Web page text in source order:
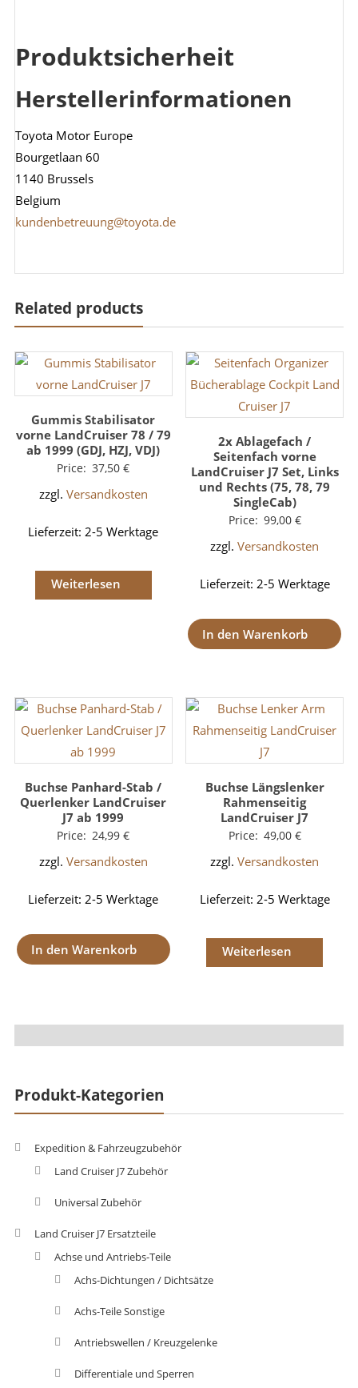
Produktsicherheit
Herstellerinformationen
Toyota Motor Europe
Bourgetlaan 60
1140 Brussels
Belgium
kundenbetreuung@toyota.de
Related products
Gummis Stabilisator
vorne LandCruiser 78 / 79
ab 1999 (GDJ, HZJ, VDJ)
Price: 37,50€
zzgl. Versandkosten
Lieferzeit:2-5 Werktage
Weiterlesen
2x Ablagefach /
Seitenfach vorne
LandCruiser J7 Set, Links
und Rechts (75, 78, 79
SingleCab)
Price: 99,00 €
zzgl.Versandkosten
Lieferzeit: 2-5 Werktage
In den Warenkorb
Buchse Panhard-Stab /
Querlenker LandCruiser
J7 ab 1999
Price: 24,99€
zzgl. Versandkosten
Lieferzeit:2-5 Werktage
In den Warenkorb
Buchse Längslenker
Rahmenseitig
LandCruiser J7
Price: 49,00 €
zzgl.Versandkosten
Lieferzeit: 2-5 Werktage
Weiterlesen
Produkt-Kategorien
Expedition & Fahrzeugzubehör
Land Cruiser J7 Zubehör
Universal Zubehör
Land Cruiser J7 Ersatzteile
Achse und Antriebs-Teile
Achs-Dichtungen / Dichtsätze
Achs-Teile Sonstige
Antriebswellen / Kreuzgelenke
Differentiale und Sperren